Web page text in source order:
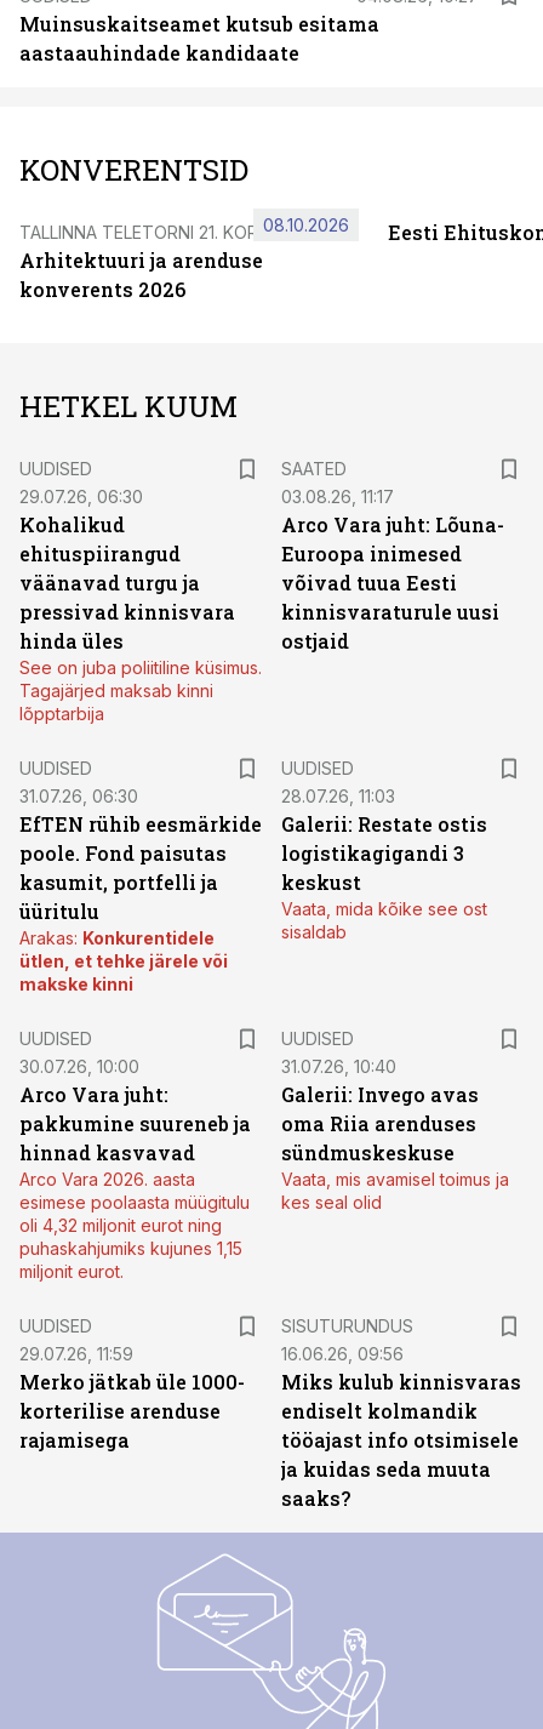
Muinsuskaitseamet kutsub esitama
aastaauhindade kandidaate
KONVERENTSID
TALLINNA TELETORNI 21. KORRUSEL
Arhitektuuri ja arenduse
konverents 2026
08.10.2026 Eesti
HETKEL KUUM
UUDISED
29.07.26, 06:30
Kohalikud
ehituspiirangud
väänavad turgu ja
pressivad kinnisvara
hinda üles
See on juba poliitiline küsimus.
Tagajärjed maksab kinni
lõpptarbija
SAATED
03.08.26, 11:17
Arco Vara juht: Lõuna-
Euroopa inimesed
võivad tuua Eesti
kinnisvaraturule uusi
ostjaid
UUDISED
31.07.26, 06:30
EfTEN rühib eesmärkide
poole. Fond paisutas
kasumit, portfelli ja
üüritulu
Arakas: Konkurentidele
ütlen, et tehke järele või
makske kinni
UUDISED
28.07.26, 11:03
Galerii: Restate ostis
logistikagigandi 3
keskust
Vaata, mida kõike see ost
sisaldab
UUDISED
30.07.26, 10:00
Arco Vara juht:
pakkumine suureneb ja
hinnad kasvavad
Arco Vara 2026. aasta
esimese poolaasta müügitulu
oli 4,32 miljonit eurot ning
puhaskahjumiks kujunes 1,15
miljonit eurot.
UUDISED
31.07.26, 10:40
Galerii: Invego avas
oma Riia arenduses
sündmuskeskuse
Vaata, mis avamisel toimus ja
kes seal olid
UUDISED
29.07.26, 11:59
Merko jätkab üle 1000-
korterilise arenduse
rajamisega
SISUTURUNDUS
16.06.26, 09:56
Miks kulub kinnisvaras
endiselt kolmandik
tööajast info otsimisele
ja kuidas seda muuta
saaks?